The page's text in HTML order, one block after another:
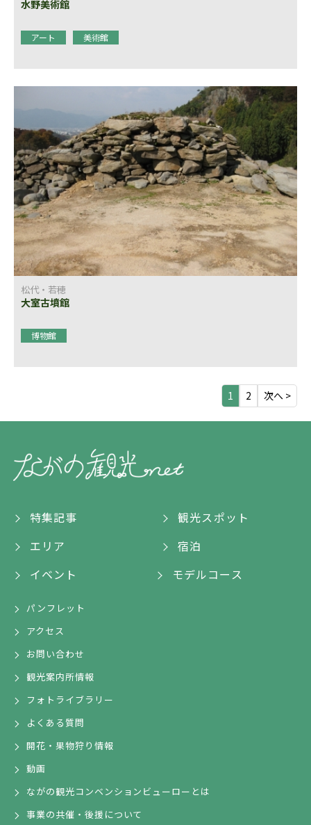
水野美術館
アート 美術館
松代・若穂
大室古墳館
博物館
1 2 次へ >
特集記事
観光スポット
エリア
宿泊
イベント
モデルコース
パンフレット
アクセス
お問い合わせ
観光案内所情報
フォトライブラリー
よくある質問
開花・果物狩り情報
動画
ながの観光コンベンションビューローとは
事業の共催・後援について